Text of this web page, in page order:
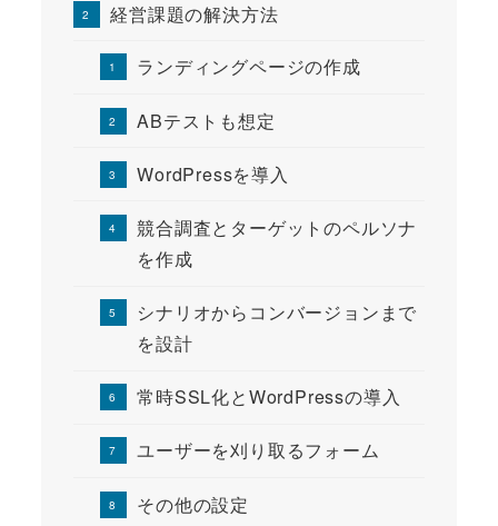
経営課題の解決方法
ランディングページの作成
ABテストも想定
WordPressを導入
競合調査とターゲットのペルソナ
を作成
シナリオからコンバージョンまで
を設計
常時SSL化とWordPressの導入
ユーザーを刈り取るフォーム
その他の設定